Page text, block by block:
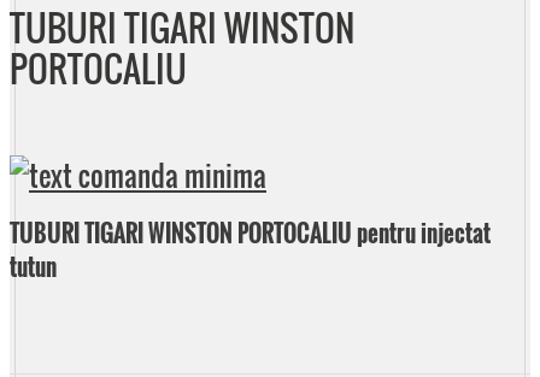
TUBURI TIGARI WINSTON
PORTOCALIU
TUBURI TIGARI WINSTON PORTOCALIU pentru injectat
tutun